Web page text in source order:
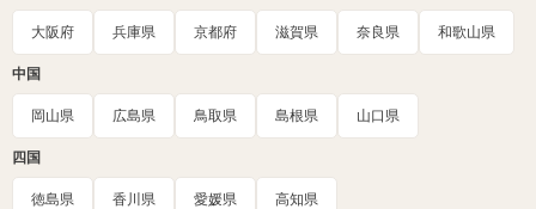
大阪府 兵庫県 京都府 滋賀県 奈良県 和歌山県
中国
岡山県 広島県 鳥取県 島根県 山口県
四国
徳島県 香川県 愛媛県 高知県